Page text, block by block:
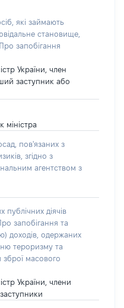
які займають
становище,
запобігання
України, член
заступник або
міністра
пов'язаних з
згідно з
агентством з
діячів
запобігання та
доходів, одержаних
тероризму та
масового
України, члени
заступники